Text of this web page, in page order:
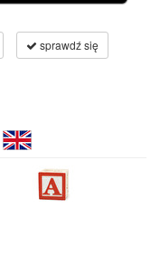
sprawdź się